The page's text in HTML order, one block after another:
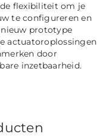
flexibiliteit om je
te configureren en
prototype
actuatoroplossingen
door
inzetbaarheid.